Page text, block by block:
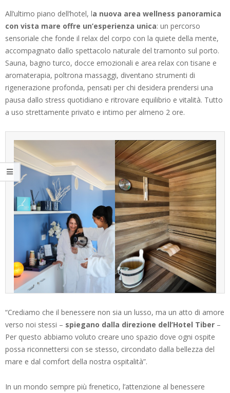
All’ultimo piano dell’hotel, la nuova area wellness panoramica
con vista mare offre un’esperienza unica: un percorso
sensoriale che fonde il relax del corpo con la quiete della mente,
accompagnato dallo spettacolo naturale del tramonto sul porto.
Sauna, bagno turco, docce emozionali e area relax con tisane e
aromaterapia, poltrona massaggi, diventano strumenti di
rigenerazione profonda, pensati per chi desidera prendersi una
pausa dallo stress quotidiano e ritrovare equilibrio e vitalità. Tutto
a uso strettamente privato e intimo per almeno 2 ore.
“Crediamo che il benessere non sia un lusso, ma un atto di amore
verso noi stessi – spiegano dalla direzione dell’Hotel Tiber –
Per questo abbiamo voluto creare uno spazio dove ogni ospite
possa riconnettersi con se stesso, circondato dalla bellezza del
mare e dal comfort della nostra ospitalità”.
In un mondo sempre più frenetico, l’attenzione al benessere